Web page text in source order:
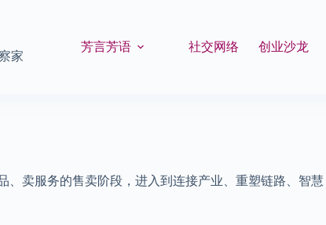
家
芳言芳语 社交网络 创业沙龙
卖服务的售卖阶段，进入到连接产业、重塑链路、智慧